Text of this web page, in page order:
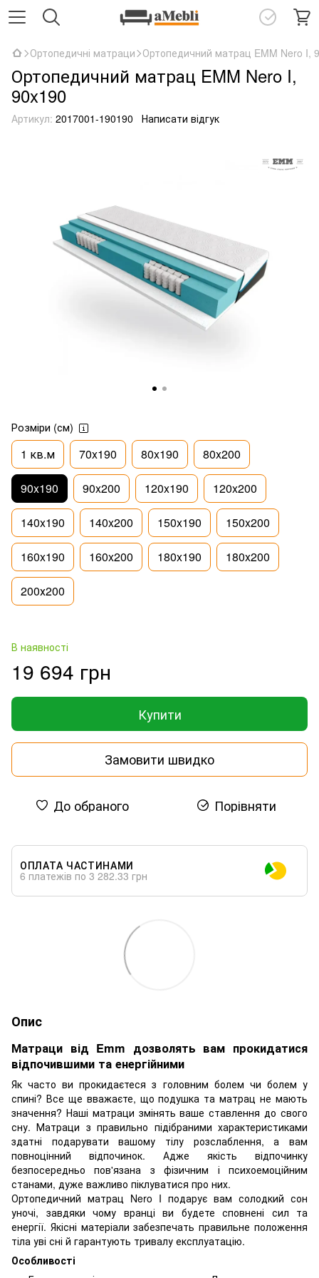
Ортопедичні матраци Ортопедичний матрац EMM Nero I,
Ортопедичний матрац EMM Nero I,
90x190
Артикул: 2017001-190190 Написати відгук
Розміри (см)
1 кв.м 70x190 80x190 80x200
90x190 90x200 120x190 120x200
140x190 140x200 150x190 150x200
160x190 160x200 180x190 180x200
200х200
В наявності
19 694 грн
Купити
Замовити швидко
До обраного Порівняти
ОПЛАТА ЧАСТИНАМИ
6 платежів по 3 282.33 грн
Опис
Матраци від Emm дозволять вам прокидатися
відпочившими та енергійними
Як часто ви прокидаєтеся з головним болем чи болем у
спині? Все ще вважаєте, що подушка та матрац не мають
значення? Наші матраци змінять ваше ставлення до свого
сну. Матраци з правильно підібраними характеристиками
здатні подарувати вашому тілу розслаблення, а вам
повноцінний відпочинок. Адже якість відпочинку
безпосередньо пов'язана з фізичним і психоемоційним
станами, дуже важливо піклуватися про них.
Ортопедичний матрац Nero I подарує вам солодкий сон
уночі, завдяки чому вранці ви будете сповнені сил та
енергії. Якісні матеріали забезпечать правильне положення
тіла уві сні й гарантують тривалу експлуатацію.
Особливості